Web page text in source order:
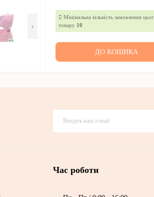
›
Мінімальна кількість замовлення
товару 10
ДО КОШИКА
Час роботи